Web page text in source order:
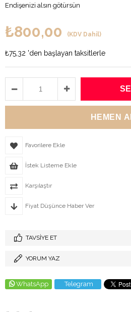
Endişenizi alsın götürsün
₺800,00 (KDV Dahil)
₺75,32 'den başlayan taksitlerle
Favorilere Ekle
İstek Listeme Ekle
Karşılaştır
Fiyat Düşünce Haber Ver
TAVSIYE ET
YORUM YAZ
WhatsApp Telegram